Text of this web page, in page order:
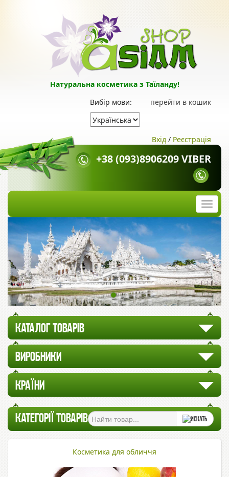
Натуральна косметика з Таїланду!
перейти в кошик
Вибір мови:
Вхід / Реєстрація
+38 (093)8906209 VIBER
КАТАЛОГ ТОВАРІВ
ВИРОБНИКИ
КРАЇНИ
КАТЕГОРІЇ ТОВАРІВ
Косметика для обличчя